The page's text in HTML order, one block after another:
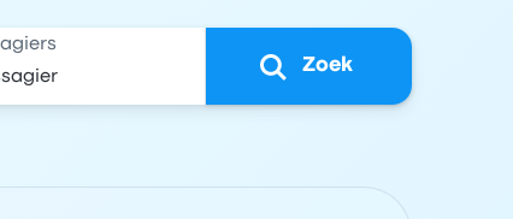
Zoek